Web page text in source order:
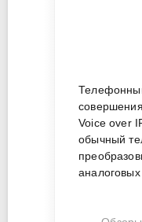
Voice over
обычный